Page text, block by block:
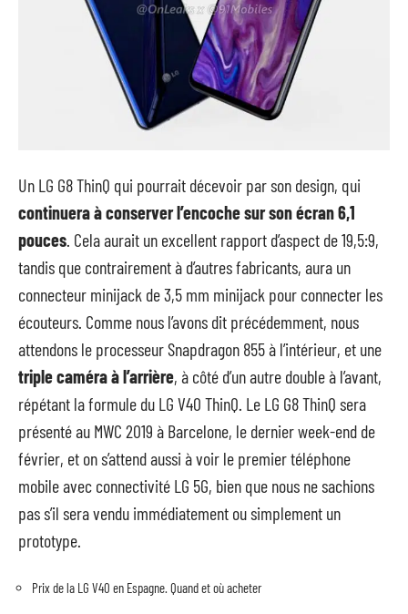
Un LG G8 ThinQ qui pourrait décevoir par son design, qui
continuera à conserver l’encoche sur son écran 6,1
pouces . Cela aurait un excellent rapport d’aspect de 19,5:9,
tandis que contrairement à d’autres fabricants, aura un
connecteur minijack de 3,5 mm minijack pour connecter les
écouteurs. Comme nous l’avons dit précédemment, nous
attendons le processeur Snapdragon 855 à l’intérieur, et une
triple caméra à l’arrière, à côté d’un autre double à l’avant,
répétant la formule du LG V40 ThinQ. Le LG G8 ThinQ sera
présenté au MWC 2019 à Barcelone, le dernier week-end de
février, et on s’attend aussi à voir le premier téléphone
mobile avec connectivité LG 5G, bien que nous ne sachions
pas s’il sera vendu immédiatement ou simplement un
prototype.
Prix de la LG V40 en Espagne. Quand et où acheter